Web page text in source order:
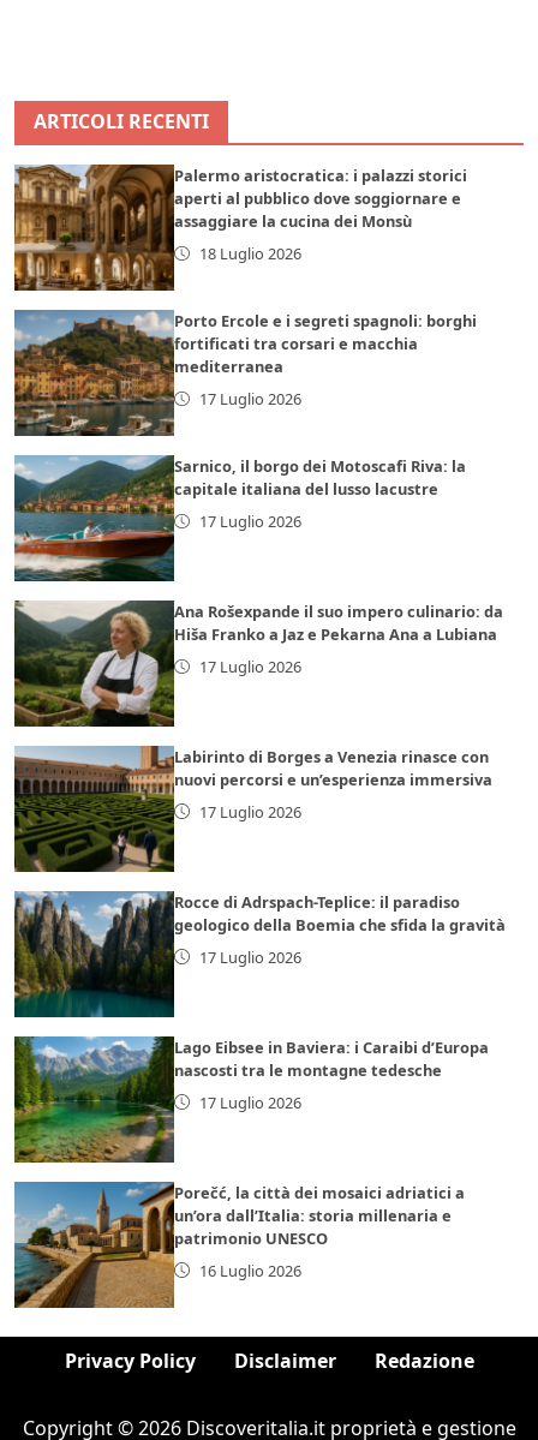
ARTICOLI RECENTI
Palermo aristocratica: i palazzi storici
aperti al pubblico dove soggiornare e
assaggiare la cucina dei Monsù
18 Luglio 2026
Porto Ercole e i segreti spagnoli: borghi
fortificati tra corsari e macchia
mediterranea
17 Luglio 2026
Sarnico, il borgo dei Motoscafi Riva: la
capitale italiana del lusso lacustre
17 Luglio 2026
Ana Rošexpande il suo impero culinario: da
Hiša Franko a Jaz e Pekarna Ana a Lubiana
17 Luglio 2026
Labirinto di Borges a Venezia rinasce con
nuovi percorsi e un’esperienza immersiva
17 Luglio 2026
Rocce di Adrspach-Teplice: il paradiso
geologico della Boemia che sfida la gravità
17 Luglio 2026
Lago Eibsee in Baviera: i Caraibi d’Europa
nascosti tra le montagne tedesche
17 Luglio 2026
Porečć, la città dei mosaici adriatici a
un’ora dall’Italia: storia millenaria e
patrimonio UNESCO
16 Luglio 2026
Privacy Policy Disclaimer Redazione
Copyright © 2026 Discoveritalia.it proprietà e gestione